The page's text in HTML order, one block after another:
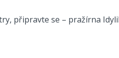
připravte se – pražírna